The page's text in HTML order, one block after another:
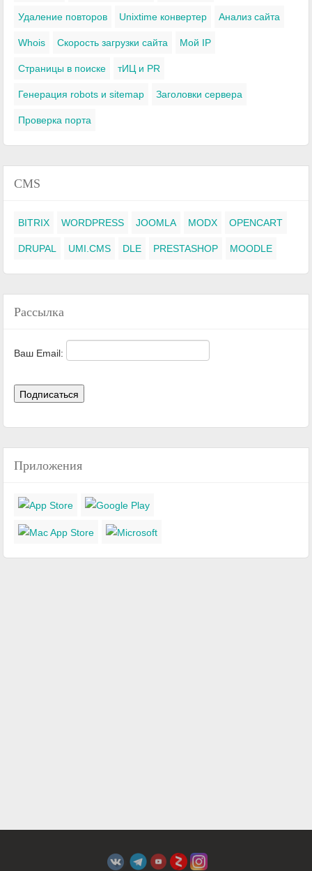
Удаление повторов Unixtime конвертер Анализ сайта
Whois Скорость загрузки сайта Мой IP
Страницы в поиске тИЦ и PR
Генерация robots и sitemap Заголовки сервера
Проверка порта
CMS
BITRIX WORDPRESS JOOMLA MODX OPENCART
DRUPAL UMI.CMS DLE PRESTASHOP MOODLE
Рассылка
Ваш Email:
Приложения